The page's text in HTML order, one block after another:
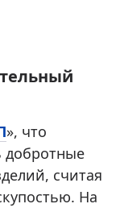
», что
добротные
считая
На